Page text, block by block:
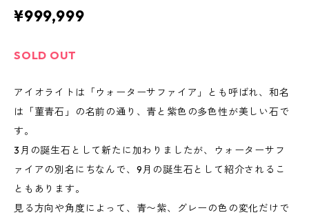
¥999,999
SOLD OUT
アイオライトは「ウォーターサファイア」とも呼ばれ、和名
は「菫青石」の名前の通り、青と紫色の多色性が美しい石で
す。
3月の誕生石として新たに加わりましたが、ウォーターサフ
ァイアの別名にちなんで、9月の誕生石として紹介されるこ
ともあります。
見る方向や角度によって、青〜紫、グレーの色の変化だけで